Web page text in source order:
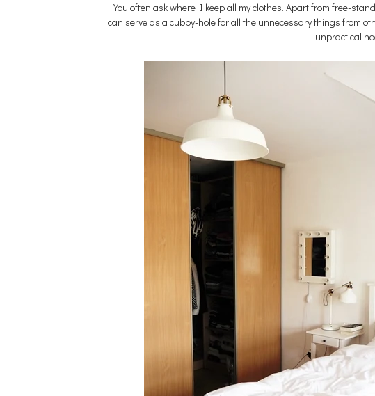
You often ask where I keep all my clothes. Apart from free-
can serve as a cubby-hole for all the unnecessary things from
unpractical